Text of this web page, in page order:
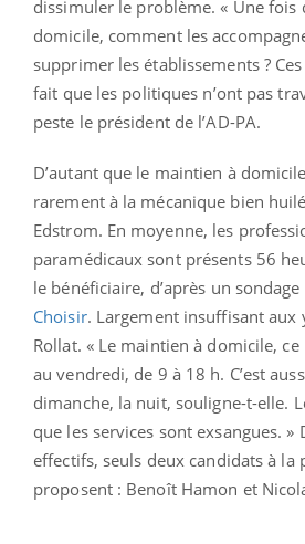
dissimuler le problème. « Une fois
domicile, comment les
supprimer les établissements ?
fait que les politiques n’ont pas
peste le président de l’AD-PA.
D’autant que le maintien à
rarement à la mécanique bien
Edstrom. En moyenne, les
paramédicaux sont présents 56
le bénéficiaire, d’après un sondage
Choisir. Largement insuffisant aux
Rollat. « Le maintien à domicile, ce
au vendredi, de 9 à 18 h. C’est
dimanche, la nuit, souligne-t-elle.
que les services sont exsangues. »
effectifs, seuls deux candidats à la
proposent : Benoît Hamon et